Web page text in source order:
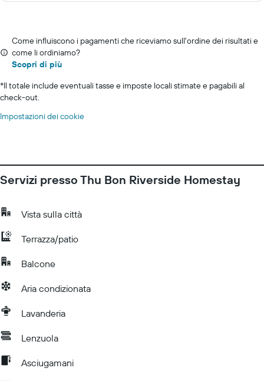
Come influiscono i pagamenti che riceviamo sull'ordine dei risultati e
come li ordiniamo?
Scopri di più
*Il totale include eventuali tasse e imposte locali stimate e pagabili al
check-out.
Impostazioni dei cookie
Servizi presso Thu Bon Riverside Homestay
Vista sulla città
Terrazza/patio
Balcone
Aria condizionata
Lavanderia
Lenzuola
Asciugamani